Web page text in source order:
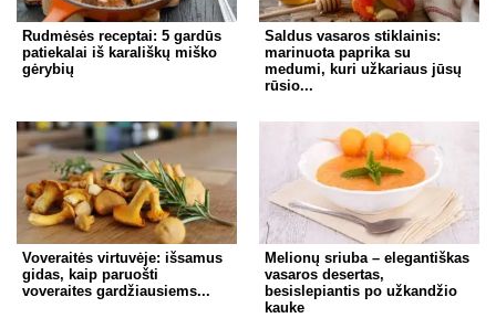
Rudmėsės receptai: 5 gardūs
patiekalai iš karališkų miško
gėrybių
Saldus vasaros stiklainis:
marinuota paprika su
medumi, kuri užkariaus jūsų
rūsio...
Voveraitės virtuvėje: išsamus
gidas, kaip paruošti
voveraites gardžiausiems...
Melionų sriuba – elegantiškas
vasaros desertas,
besislepiantis po užkandžio
kauke